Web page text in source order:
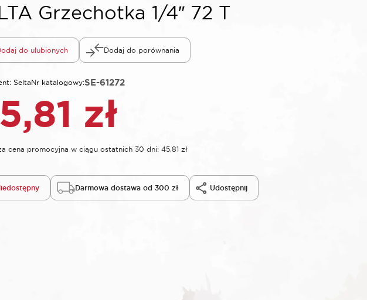
Grzechotka 1/4″ 72 T
do ulubionych Dodaj do porównania
SeltaNr katalogowy:SE-61272
zł
cena promocyjna w ciągu ostatnich 30 dni: 45,81 zł
Darmowa dostawa od 300 zł Udostępnij